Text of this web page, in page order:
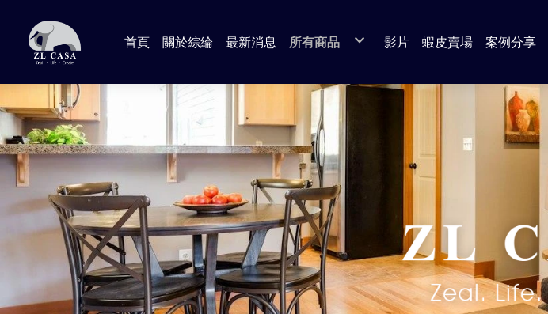
首頁 關於綜綸 最新消息 所有商品
📍James 北歐風 系列
📍輕工業 古橡木 系列
臥室系列（衣櫃 / 衣櫥）
🔸 客廳系列
客廳系列（電視櫃 / 茶几 / 邊几）
🔸 書房系列
書房系列 （書桌）
🔸 沙發套組
沙發
🔸 廚房 / 餐廳 系列
廚房系列（餐櫃 / 電器櫃 / 中島櫃 / 收納櫃）
📍加購專區
影片 蝦皮賣場 案例分享